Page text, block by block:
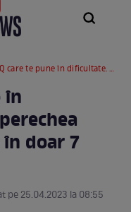
în dificultate. Găsește perechea diferită din imagine în doar 7 secunde
în
doar 7
pe 25.04.2023 la 08:55